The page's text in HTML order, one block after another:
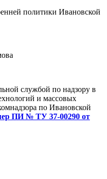
политики Ивановской
службой по надзору в
и массовых
по Ивановской
ПИ № ТУ 37-00290 от